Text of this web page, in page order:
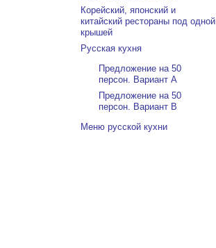
Корейский, японский и
китайский рестораны под одной
крышей
Русская кухня
Предложение на 50
персон. Вариант А
Предложение на 50
персон. Вариант В
Меню русской кухни